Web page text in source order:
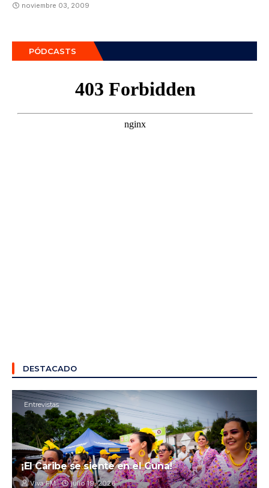
noviembre 03, 2009
PÓDCASTS
DESTACADO
Entrevistas
¡El Caribe se siente en el Cuna!
Viva FM julio 19, 2026